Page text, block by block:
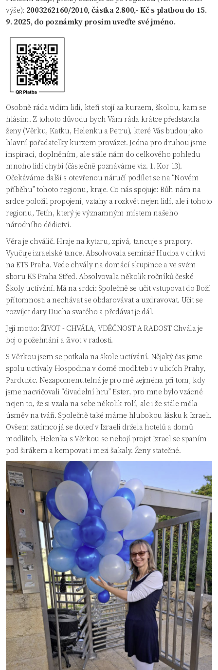
výše): 2003262160/2010, částka 2.800,- Kč s platbou do 15.
9. 2025, do poznámky prosím uveďte své jméno.
Osobně ráda vidím lidi, kteří stojí za kurzem, školou, kam se
hlásím. Z tohoto důvodu bych Vám ráda krátce představila
ženy (Věrku, Katku, Helenku a Petru), které Vás budou jako
hlavní pořadatelky kurzem provázet. Jedna pro druhou jsme
inspirací, doplněním, ale stále nám do celkového pohledu
mnoho lidí chybí (částečně poznáváme viz. 1. Kor 13).
Očekáváme další s otevřenou náručí podílet se na “Novém
příběhu” tohoto regionu, kraje. Co nás spojuje: Bůh nám na
srdce položil propojení, vztahy a rozkvět nejen lidí, ale i tohoto
regionu, Tetín, který je významným místem našeho
národního dědictví.
Věra je chválič. Hraje na kytaru, zpívá, tancuje s prapory.
Vyučuje izraelské tance. Absolvovala seminář Hudba v církvi
na ETS Praha. Vede chvály na domácí skupince a ve svém
sboru KS Praha Střed. Absolvovala několik ročníků české
Školy uctívání. Má na srdci: Společně se učit vstupovat do Boží
přítomnosti a nechávat se obdarovávat a uzdravovat. Učit se
rozvíjet dary Ducha svatého a předávat je dál.
Její motto: ŽIVOT - CHVÁLA, VDĚČNOST A RADOST Chvála je
boj o požehnání a život v radosti.
S Věrkou jsem se potkala na škole uctívání. Nějaký čas jsme
spolu uctívaly Hospodina v domě modliteb i v ulicích Prahy,
Pardubic. Nezapomenutelná je pro mě zejména při tom, kdy
jsme nacvičovali “divadelní hru” Ester, pro mne bylo vzácné
nejen to, že si vzala na sebe několik rolí, ale i že stále měla
úsměv na tváři. Společně také máme hlubokou lásku k Izraeli.
Ovšem zatímco já se doteď v Izraeli držela hotelů a domů
modliteb, Helenka s Věrkou se nebojí projet Izrael se spaním
pod širákem a kempovat i mezi šakaly. Ženy statečné.